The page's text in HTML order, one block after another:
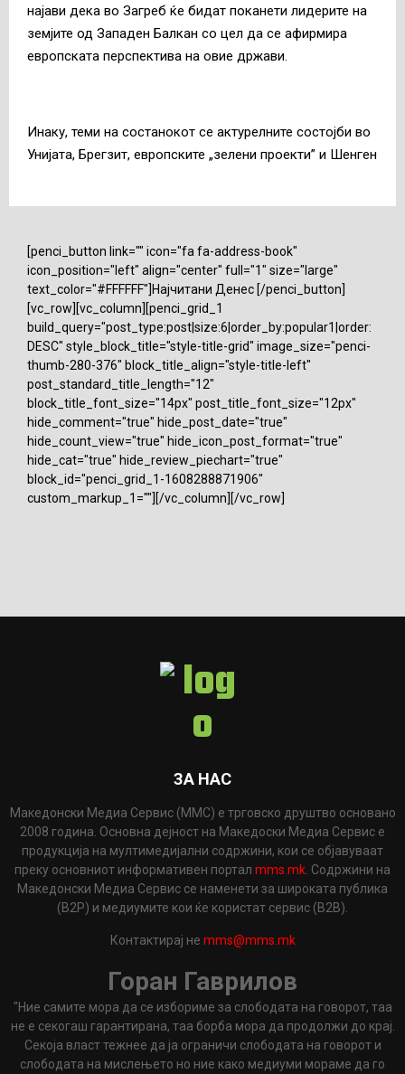
најави дека во Загреб ќе бидат поканети лидерите на
земјите од Западен Балкан со цел да се афирмира
европската перспектива на овие држави.
Инаку, теми на состанокот се актурелните состојби во
Унијата, Брегзит, европските „зелени проекти” и Шенген
[penci_button link="" icon="fa fa-address-book"
icon_position="left" align="center" full="1" size="large"
text_color="#FFFFFF"]Најчитани Денес [/penci_button]
[vc_row][vc_column][penci_grid_1
build_query="post_type:post|size:6|order_by:popular1|order:
DESC" style_block_title="style-title-grid" image_size="penci-
thumb-280-376" block_title_align="style-title-left"
post_standard_title_length="12"
block_title_font_size="14px" post_title_font_size="12px"
hide_comment="true" hide_post_date="true"
hide_count_view="true" hide_icon_post_format="true"
hide_cat="true" hide_review_piechart="true"
block_id="penci_grid_1-1608288871906"
custom_markup_1=""][/vc_column][/vc_row]
ЗА НАС
Македонски Медиа Сервис (ММС) е трговско друштво основано
2008 година. Основна дејност на Македоски Медиа Сервис е
продукција на мултимедијални содржини, кои се објавуваат
преку основниот информативен портал mms.mk . Содржини на
Македонски Медиа Сервис се наменети за широката публика
(B2P) и медиумите кои ќе користат сервис (B2B).
Контактирај не mms@mms.mk
Горан Гаврилов
"Ние самите мора да се избориме за слободата на говорот, таа
не е секогаш гарантирана, таа борба мора да продолжи до крај.
Секоја власт тежнее да ја ограничи слободата на говорот и
слободата на мислењето но ние како медиуми мораме да го